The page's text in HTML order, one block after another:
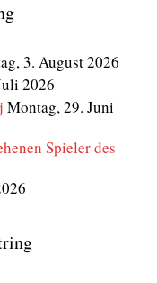
3. August 2026
2026
Montag, 29. Juni
Spieler des